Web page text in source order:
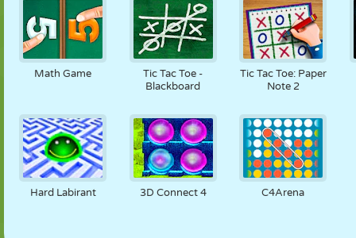
TANK TENNIS
TRIPS-TRAPS-
TRULL
Math Game
Tic Tac Toe -
Blackboard
Tic Tac Toe: Paper
Note 2
Hard Labirant 3D Connect 4 C4Arena